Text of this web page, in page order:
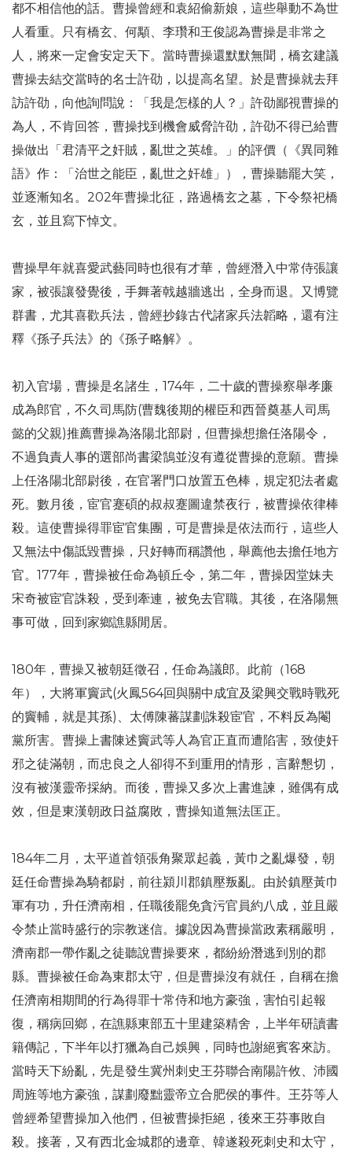
都不相信他的話。曹操曾經和袁紹偷新娘，這些舉動不為世
人看重。只有橋玄、何顒、李瓚和王俊認為曹操是非常之
人，將來一定會安定天下。當時曹操還默默無聞，橋玄建議
曹操去結交當時的名士許劭，以提高名望。於是曹操就去拜
訪許劭，向他詢問說：「我是怎樣的人？」許劭鄙視曹操的
為人，不肯回答，曹操找到機會威脅許劭，許劭不得已給曹
操做出「君清平之奸賊，亂世之英雄。」的評價（《異同雜
語》作：「治世之能臣，亂世之奸雄」），曹操聽罷大笑，
並逐漸知名。202年曹操北征，路過橋玄之墓，下令祭祀橋
玄，並且寫下悼文。
曹操早年就喜愛武藝同時也很有才華，曾經潛入中常侍張讓
家，被張讓發覺後，手舞著戟越牆逃出，全身而退。又博覽
群書，尤其喜歡兵法，曾經抄錄古代諸家兵法韜略，還有注
釋《孫子兵法》的《孫子略解》。
初入官場，曹操是名諸生，174年，二十歲的曹操察舉孝廉
成為郎官，不久司馬防(曹魏後期的權臣和西晉奠基人司馬
懿的父親)推薦曹操為洛陽北部尉，但曹操想擔任洛陽令，
不過負責人事的選部尚書梁鵠並沒有遵從曹操的意願。曹操
上任洛陽北部尉後，在官署門口放置五色棒，規定犯法者處
死。數月後，宦官蹇碩的叔叔蹇圖違禁夜行，被曹操依律棒
殺。這使曹操得罪宦官集團，可是曹操是依法而行，這些人
又無法中傷詆毀曹操，只好轉而稱讚他，舉薦他去擔任地方
官。177年，曹操被任命為頓丘令，第二年，曹操因堂妹夫
宋奇被宦官誅殺，受到牽連，被免去官職。其後，在洛陽無
事可做，回到家鄉譙縣閒居。
180年，曹操又被朝廷徵召，任命為議郎。此前（168
年），大將軍竇武(火鳳564回與關中成宜及梁興交戰時戰死
的竇輔，就是其孫)、太傅陳蕃謀劃誅殺宦官，不料反為閹
黨所害。曹操上書陳述竇武等人為官正直而遭陷害，致使奸
邪之徒滿朝，而忠良之人卻得不到重用的情形，言辭懇切，
沒有被漢靈帝採納。而後，曹操又多次上書進諫，雖偶有成
效，但是東漢朝政日益腐敗，曹操知道無法匡正。
184年二月，太平道首領張角聚眾起義，黃巾之亂爆發，朝
廷任命曹操為騎都尉，前往潁川郡鎮壓叛亂。由於鎮壓黃巾
軍有功，升任濟南相，任職後罷免貪污官員約八成，並且嚴
令禁止當時盛行的宗教迷信。據說因為曹操當政素稱嚴明，
濟南郡一帶作亂之徒聽說曹操要來，都紛紛潛逃到別的郡
縣。曹操被任命為東郡太守，但是曹操沒有就任，自稱在擔
任濟南相期間的行為得罪十常侍和地方豪強，害怕引起報
復，稱病回鄉，在譙縣東部五十里建築精舍，上半年研讀書
籍傳記，下半年以打獵為自己娛興，同時也謝絕賓客來訪。
當時天下紛亂，先是發生冀州刺史王芬聯合南陽許攸、沛國
周旌等地方豪強，謀劃廢黜靈帝立合肥侯的事件。王芬等人
曾經希望曹操加入他們，但被曹操拒絕，後來王芬事敗自
殺。接著，又有西北金城郡的邊章、韓遂殺死刺史和太守，